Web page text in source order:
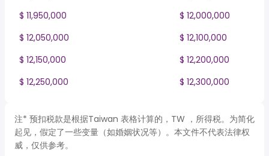
$ 11,950,000
$ 12,000,000
$ 12,050,000
$ 12,100,000
$ 12,150,000
$ 12,200,000
$ 12,250,000
$ 12,300,000
注* 预扣税款是根据Taiwan 表格计算的，TW ，所得税。为简化
起见，假定了一些变量（如婚姻状况等）。本文件不代表法律权
威，仅供参考。